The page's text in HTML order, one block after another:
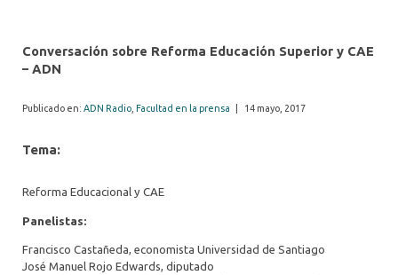
Conversación sobre Reforma Educación Superior y CAE
– ADN
Publicado en: ADN Radio Facultad en la prensa 14 mayo, 2017
Tema:
Reforma Educacional y CAE
Panelistas:
Francisco Castañeda, economista Universidad de Santiago
José Manuel Rojo Edwards, diputado